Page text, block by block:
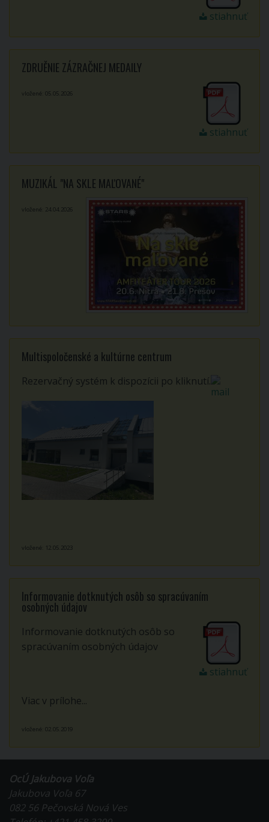
stiahnuť
ZDRUĚNIE ZÁZRAČNEJ MEDAILY
stiahnuť
vložené: 05.05.2026
MUZIKÁL "NA SKLE MAĽOVANÉ"
vložené: 24.04.2026
Multispoločenské a kultúrne centrum
Rezervačný systém k dispozícii po kliknutí.
vložené: 12.05.2023
Informovanie dotknutých osôb so spracúvaním
osobných údajov
stiahnuť
Informovanie dotknutých osôb so
spracúvaním osobných údajov
Viac v prílohe...
vložené: 02.05.2019
OcÚ Jakubova Voľa
Jakubova Voľa 67
082 56 Pečovská Nová Ves